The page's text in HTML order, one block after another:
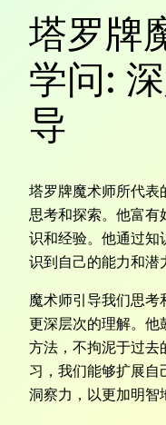
塔罗牌
学问:
导
塔罗牌魔术师所代表
思考和探索。他富有
识和经验。他通过知
识到自己的能力和潜
魔术师引导我们思
更深层次的理解。他
方法，不拘泥于过去
习，我们能够扩展自
洞察力，以更加明智